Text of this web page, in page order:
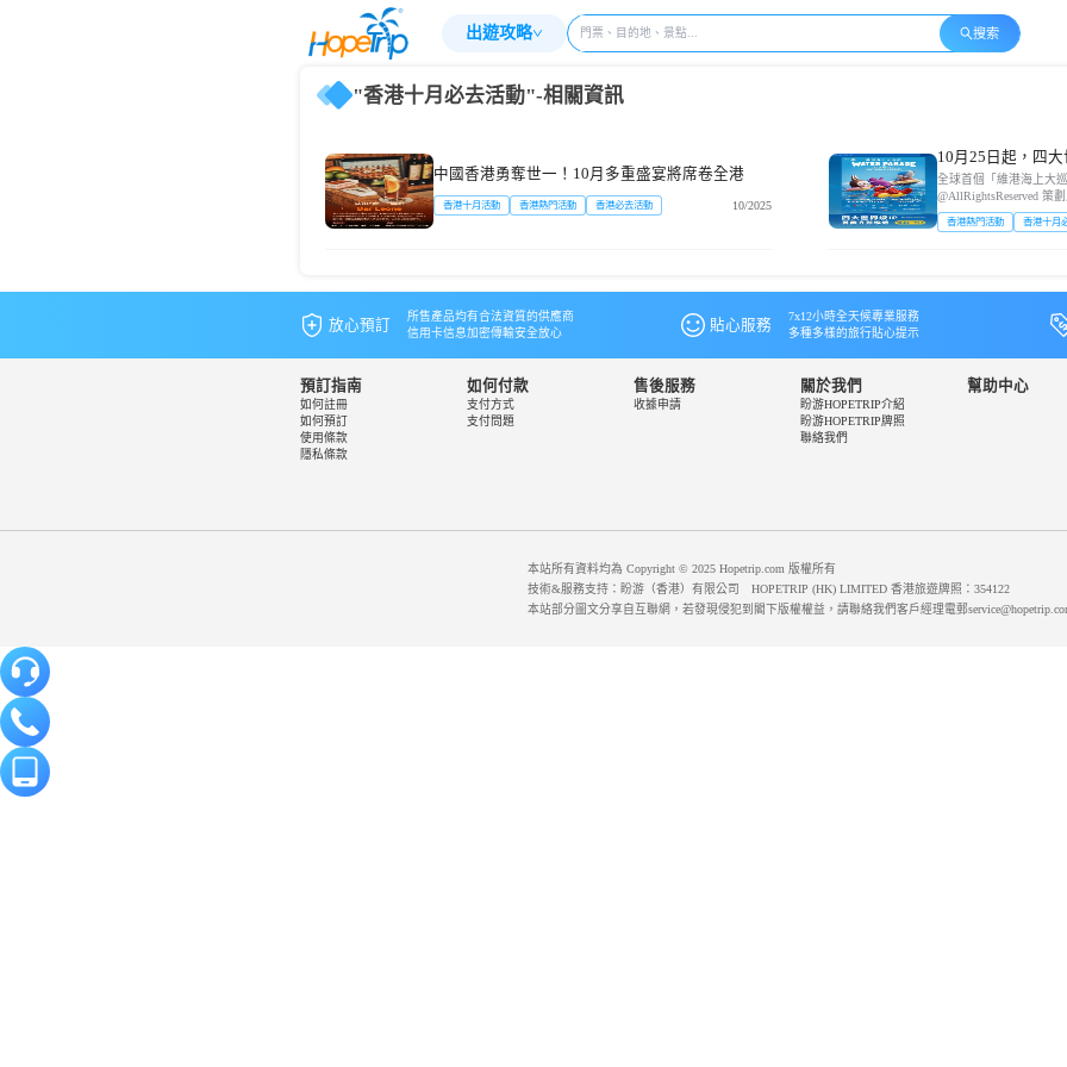
出遊攻略 搜索
"香港十月必去活動"-相關資訊
中國香港勇奪世一！10月多重盛宴將席卷全港
香港十月活動 香港熱門活動 香港必去活動 10/2025
10月25日起，四
全球首個「維港海上大
@AllRightsReserved 策
——🤩陪伴我們成長的
香港熱門活動 香港十月
放心預訂
所售產品均有合法資質的供應商
信用卡信息加密傳輸安全放心
貼心服務
7x12小時全天候專業服務
多種多樣的旅行貼心提示
預訂指南
如何註冊
如何預訂
使用條款
隱私條款
如何付款
支付方式
支付問題
售後服務
收據申請
關於我們
盼游HOPETRIP介紹
盼游HOPETRIP牌照
聯絡我們
幫助中心
本站所有資料均為 Copyright © 2025 Hopetrip.com 版權所有
技術&服務支持：盼游（香港）有限公司 HOPETRIP (HK) LIMITED 香港旅遊牌照：354122
本站部分圖文分享自互聯網，若發現侵犯到閣下版權權益，請聯絡我們客戶經理電郵